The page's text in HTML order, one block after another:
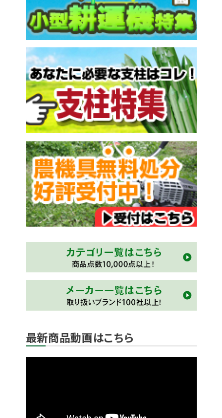
最新商品動画はこちら